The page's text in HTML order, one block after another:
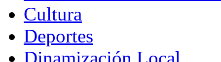
Cultura
Deportes